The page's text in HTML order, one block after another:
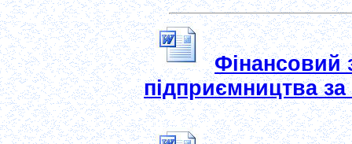
Фінансовий
підприємництва за